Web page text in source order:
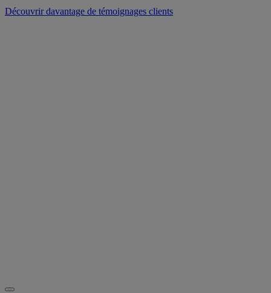
Découvrir davantage de témoignages clients